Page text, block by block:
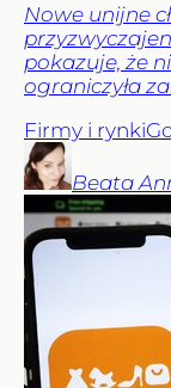
Nowe unijne
pokazuje, że
ograniczyła
Firmy i rynki
Beata